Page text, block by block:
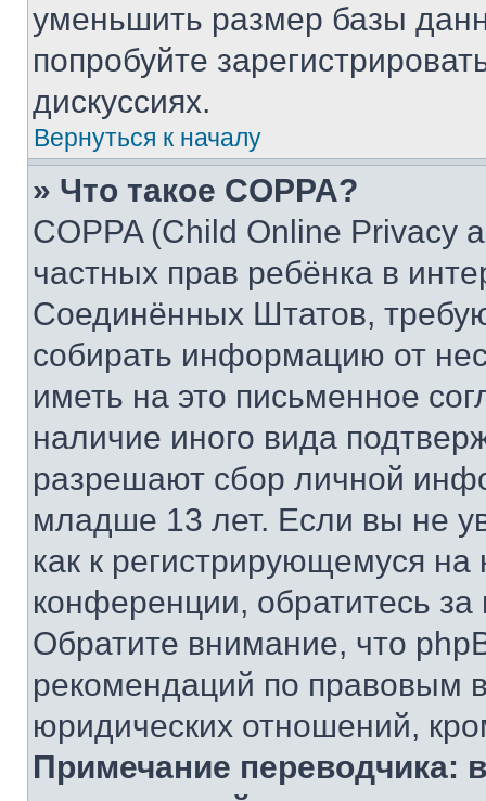
уменьшить размер базы
попробуйте
дискуссиях.
Вернуться к началу
» Что такое COPPA?
COPPA (Child Online Privacy
частных прав ребёнка в
Соединённых Штатов,
собирать информацию от
иметь на это письменное
наличие иного вида
разрешают сбор личной
младше 13 лет. Если вы не
как к регистрирующемуся
конференции, обратитесь
Обратите внимание, что
рекомендаций по правовым
юридических отношений,
Примечание переводчика: